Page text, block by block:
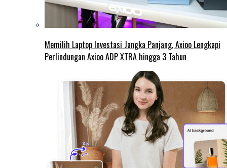
Memilih Laptop Investasi Jangka Panjang, Axioo Lengkapi
Perlindungan Axioo ADP XTRA hingga 3 Tahun